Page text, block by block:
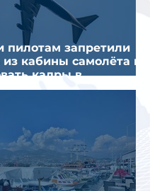
пилотам запретили
кабины самолёта и
кадры в